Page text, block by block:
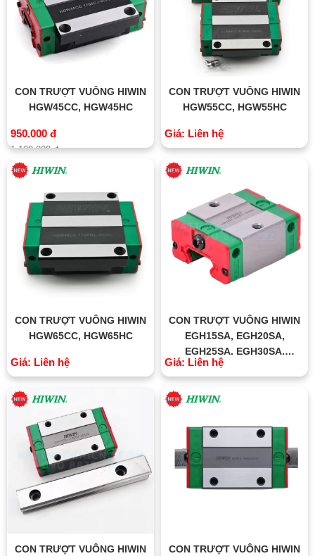
CON TRƯỢT VUÔNG HIWIN
HGW45CC, HGW45HC
950.000 đ
1.100.000 đ
CON TRƯỢT VUÔNG HIWIN
HGW55CC, HGW55HC
Giá: Liên hệ
CON TRƯỢT VUÔNG HIWIN
HGW65CC, HGW65HC
Giá: Liên hệ
CON TRƯỢT VUÔNG HIWIN
EGH15SA, EGH20SA,
EGH25SA, EGH30SA,
EGH35SA
Giá: Liên hệ
CON TRƯỢT VUÔNG HIWIN
CON TRƯỢT VUÔNG HIWIN